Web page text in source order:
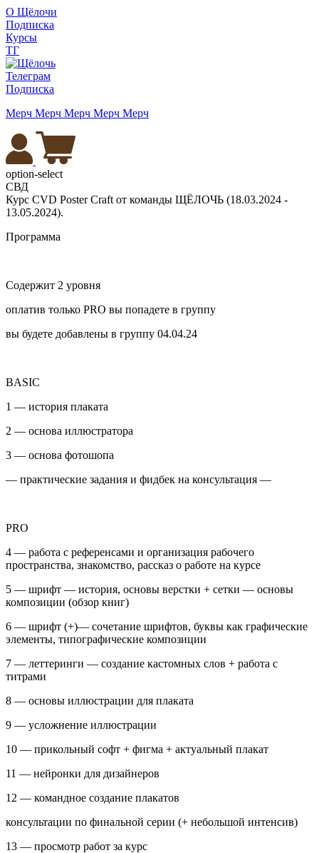
О Щёлочи
Подписка
Курсы
ТГ
Телеграм
Подписка
Мерч Мерч Мерч Мерч Мерч
option-select
СВД
Курс CVD Poster Craft от команды ЩЁЛОЧЬ (18.03.2024 -
13.05.2024).
Программа
Содержит 2 уровня
оплатив только PRO вы попадете в группу
вы будете добавлены в группу 04.04.24
BASIC
1 — история плаката
2 — основа иллюстратора
3 — основа фотошопа
— практические задания и фидбек на консультация —
PRO
4 — работа с референсами и организация рабочего
пространства, знакомство, рассказ о работе на курсе
5 — шрифт — история, основы верстки + сетки — основы
композиции (обзор книг)
6 — шрифт (+)— сочетание шрифтов, буквы как графические
элементы, типографические композиции
7 — леттеринги — создание кастомных слов + работа с
титрами
8 — основы иллюстрации для плаката
9 — усложнение иллюстрации
10 — прикольный софт + фигма + актуальный плакат
11 — нейронки для дизайнеров
12 — командное создание плакатов
консультации по финальной серии (+ небольшой интенсив)
13 — просмотр работ за курс